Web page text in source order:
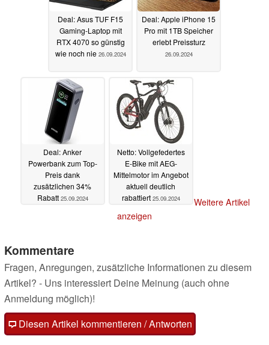
Deal: Asus TUF F15
Gaming-Laptop mit
RTX 4070 so günstig
wie noch nie 26.09.2024
Deal: Apple iPhone 15
Pro mit 1TB Speicher
erlebt Preissturz
26.09.2024
Deal: Anker
Powerbank zum Top-
Preis dank
zusätzlichen 34%
Rabatt 25.09.2024
Netto: Vollgefedertes
E-Bike mit AEG-
Mittelmotor im Angebot
aktuell deutlich
rabattiert 25.09.2024
Weitere Artikel
anzeigen
Kommentare
Fragen, Anregungen, zusätzliche Informationen zu diesem
Artikel? - Uns interessiert Deine Meinung (auch ohne
Anmeldung möglich)!
Diesen Artikel kommentieren / Antworten